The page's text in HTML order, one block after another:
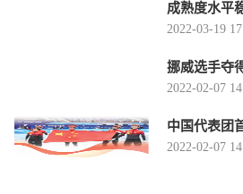
成熟度水平
2022-03-19
挪威选手夺
2022-02-07
中国代表团
2022-02-07